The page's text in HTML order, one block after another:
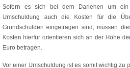
Sofern es sich bei dem Darlehen um ein
Umschuldung auch die Kosten für die
Grundschulden eingetragen sind, müssen
Kosten hierfür orientieren sich an der Höhe
Euro betragen.
Vor einer Umschuldung ist es somit wichtig zu